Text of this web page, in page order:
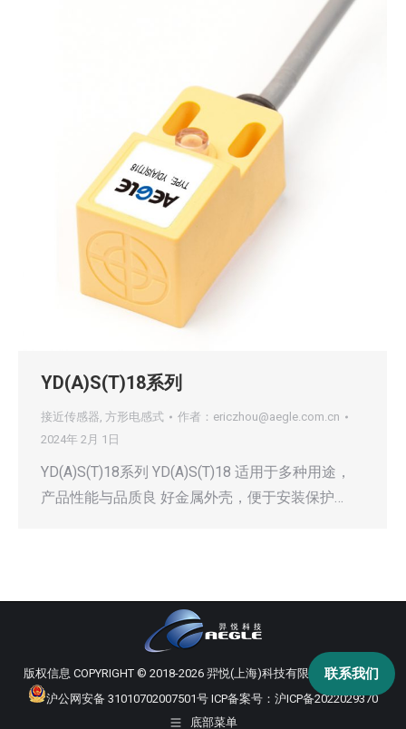
YD(A)S(T)18系列
接近传感器, 方形电感式 作者： ericzhou@aegle.com.cn
2024年 2月 1日
YD(A)S(T)18系列 YD(A)S(T)18 适用于多种用途，
产品性能与品质良 好金属外壳，便于安装保护…
版权信息 COPYRIGHT © 2018-2026 羿悦(上海)科技有限公司 版权所有
沪公网安备 31010702007501号 ICP备案号： 沪ICP备2022029370
底部菜单
联系我们